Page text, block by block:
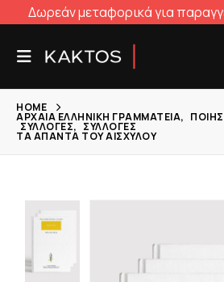
Δωρεάν μεταφορικά για
HOME
ΑΡΧΑΊΑ ΕΛΛΗΝΙΚΉ ΓΡΑΜΜΑΤΕΊΑ,
ΣΥΛΛΟΓΈΣ, ΣΥΛΛΟΓΈΣ
ΤΑ ΆΠΑΝΤΑ ΤΟΥ ΑΙΣΧΎΛΟΥ